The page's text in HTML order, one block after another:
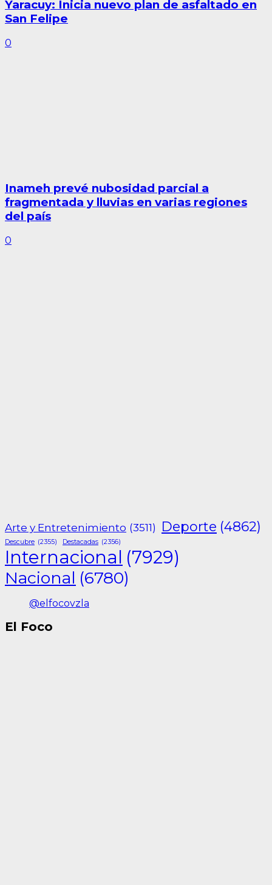
Yaracuy: Inicia nuevo plan de asfaltado en
San Felipe
0
Inameh prevé nubosidad parcial a
fragmentada y lluvias en varias regiones
del país
0
Arte y Entretenimiento (3511) Deporte (4862)
Descubre (2355) Destacadas (2356)
Internacional (7929)
Nacional (6780)
@elfocovzla
El Foco